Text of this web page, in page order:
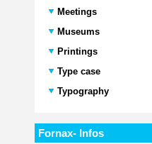
Meetings
Museums
Printings
Type case
Typography
Fornax- Infos